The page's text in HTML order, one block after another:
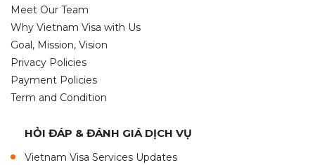
Meet Our Team
Why Vietnam Visa with Us
Goal, Mission, Vision
Privacy Policies
Payment Policies
Term and Condition
HỎI ĐÁP & ĐÁNH GIÁ DỊCH VỤ
Vietnam Visa Services Updates